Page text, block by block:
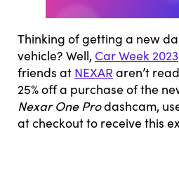
Thinking of getting a new
vehicle? Well, Car Week 2023
friends at NEXAR aren’t
25% off a purchase of the
Nexar One Prodashcam,
at checkout to receive this